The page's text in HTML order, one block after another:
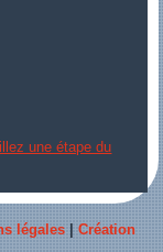
une étape du
légales
Création